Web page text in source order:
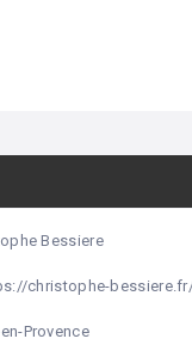
Bessiere
christophe-
Provence